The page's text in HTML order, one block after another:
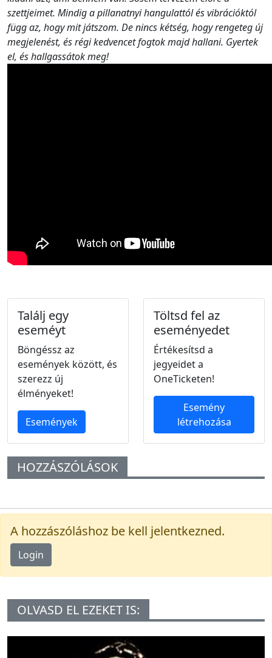
szettjeimet. Mindig a pillanatnyi hangulattól és vibrációktól
függ az, hogy mit játszom. De nincs kétség, hogy rengeteg új
megjelenést, és régi kedvencet fogtok majd hallani. Gyertek
el, és hallgassátok meg!
Találj egy
eseméyt
Böngéssz az
események között, és
szerezz új
élményeket!
Események
Töltsd fel az
eseményedet
Értékesítsd a
jegyeidet a
OneTicketen!
Esemény
létrehozása
HOZZÁSZÓLÁSOK
A hozzászóláshoz be kell jelentkezned.
Login
OLVASD EL EZEKET IS: